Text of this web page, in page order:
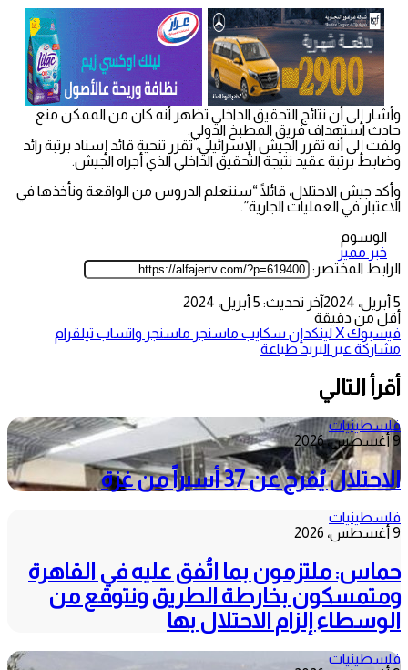
وأشار إلى أن نتائج التحقيق الداخلي تظهر أنه كان من الممكن منع
حادث استهداف فريق المطبخ الدولي.
ولفت إلى أنه تقرر الجيش الإسرائيلي، تقرر تنحية قائد إسناد برتبة رائد
وضابط برتبة عقيد نتيجة التحقيق الداخلي الذي أجراه الجيش.
وأكد جيش الاحتلال، قائلًا “سنتعلم الدروس من الواقعة ونأخذها في
الاعتبار في العمليات الجارية”.
الوسوم
خبر مميز
الرابط المختصر:
5 أبريل، 2024
آخر تحديث: 5 أبريل، 2024
أقل من دقيقة
فيسبوك‫Xلينكدإن سكايب ماسنجر ماسنجر واتساب تيلقرام
مشاركة عبر البريد طباعة
أقرأ التالي
فلسطينيات
9 أغسطس، 2026
الاحتلال يُفرج عن 37 أسيراً من غزة
فلسطينيات
9 أغسطس، 2026
حماس: ملتزمون بما اتُفق عليه في القاهرة
ومتمسكون بخارطة الطريق ونتوقع من
الوسطاء إلزام الاحتلال بها
فلسطينيات